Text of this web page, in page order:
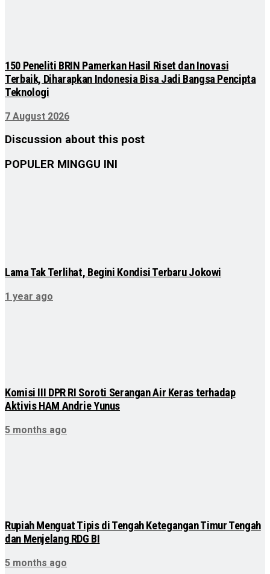
150 Peneliti BRIN Pamerkan Hasil Riset dan Inovasi
Terbaik, Diharapkan Indonesia Bisa Jadi Bangsa Pencipta
Teknologi
7 August 2026
Discussion about this post
POPULER MINGGU INI
Lama Tak Terlihat, Begini Kondisi Terbaru Jokowi
1 year ago
Komisi III DPR RI Soroti Serangan Air Keras terhadap
Aktivis HAM Andrie Yunus
5 months ago
Rupiah Menguat Tipis di Tengah Ketegangan Timur Tengah
dan Menjelang RDG BI
5 months ago